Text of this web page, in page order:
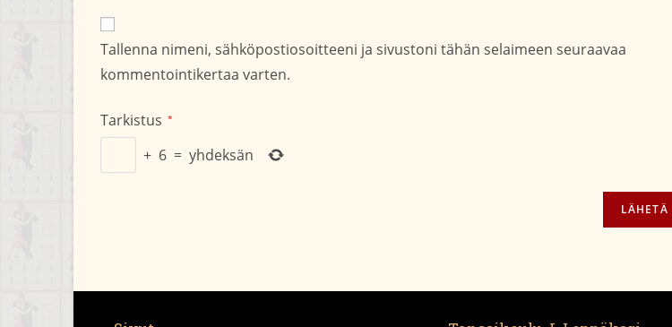
tai
käyttäjätunnuksesi
kommentoidaksesi
(valinnainen)
Tallenna nimeni, sähköpostiosoitteeni ja sivustoni tähän selaimeen seuraavaa
kommentointikertaa varten.
Tarkistus *
+ 6 = yhdeksän